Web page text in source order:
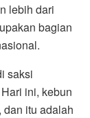
lebih dari
bagian
saksi
ini, kebun
itu adalah